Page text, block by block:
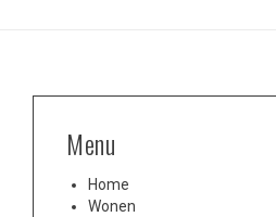
Menu
Home
Wonen